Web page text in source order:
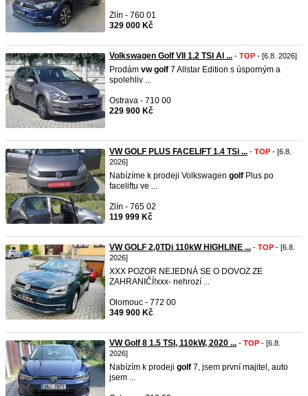
Zlín - 760 01
329 000 Kč
Volkswagen Golf VII 1.2 TSI Al ... - TOP - [6.8. 2026]
Prodám vw golf 7 Allstar Edition s úsporným a
spolehliv ...
Ostrava - 710 00
229 900 Kč
VW GOLF PLUS FACELIFT 1.4 TSi ... - TOP - [6.8.
2026]
Nabízíme k prodeji Volkswagen golf Plus po
faceliftu ve ...
Zlín - 765 02
119 999 Kč
VW GOLF 2,0TDi 110kW HIGHLINE ... - TOP - [6.8.
2026]
XXX POZOR NEJEDNÁ SE O DOVOZ ZE
ZAHRANIČÍ!xxx- nehrozí ...
Olomouc - 772 00
349 900 Kč
VW Golf 8 1.5 TSI, 110kW, 2020 ... - TOP - [6.8.
2026]
Nabízím k prodeji golf 7, jsem první majitel, auto
jsem ...